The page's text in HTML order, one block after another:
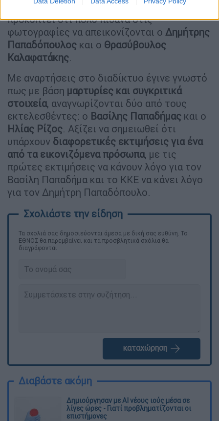
του Κόμματος. Από την μέχρι τώρα έρευνα
προκύπτει ότι πολύ πιθανά στις
φωτογραφίες να απεικονίζονται ο Δημήτρης
Παπαδόπουλος και ο Θρασύβουλος
Καλαφατάκης.
Με αναρτήσεις στο διαδίκτυο έγινε γνωστό
πως με βάση μαρτυρίες και συγκριτικά
στοιχεία, αναγνωρίζονται δύο από τους
εκτελεσθέντες: ο Βασίλης Παπαδήμας και ο
Ηλίας Ρίζος. Αξίζει να σημειωθεί ότι
υπάρχουν διαφορετικές εκτιμήσεις για ένα
από τα εικονιζόμενα πρόσωπα, με τις
πρώτες εκτιμήσεις να κάνουν λόγο για τον
Βασίλη Παπαδήμα και το ΚΚΕ να κάνει λόγο
για τον Δημήτρη Παπαδόπουλο.
Τα σχολιά σας δημοσιεύονται άμεσα με δική σας ευθύνη. Το
ΕΘΝΟΣ θα παρεμβαίνει και τα προσβλητικά σχόλια θα
διαγράφονται
καταχώρηση
Διαβάστε ακόμη
Δημιούργησαν με AI νέους ιούς μέσα σε
λίγες ώρες - Γιατί προβληματίζονται οι
επιστήμονες